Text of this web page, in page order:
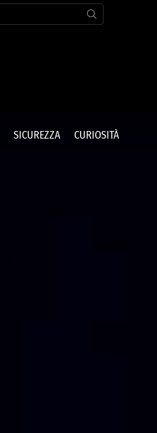
SICUREZZA CURIOSITÀ